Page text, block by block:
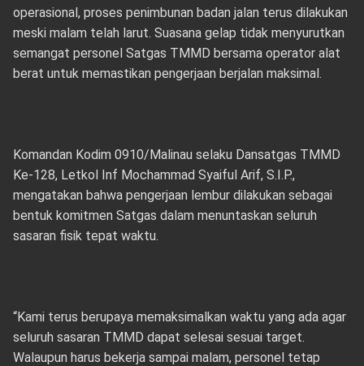
operasional, proses penimbunan badan jalan terus dilakukan
meski malam telah larut. Suasana gelap tidak menyurutkan
semangat personel Satgas TMMD bersama operator alat
berat untuk memastikan pengerjaan berjalan maksimal.
Komandan Kodim 0910/Malinau selaku Dansatgas TMMD
Ke-128, Letkol Inf Mochammad Syaiful Arif, S.I.P.,
mengatakan bahwa pengerjaan lembur dilakukan sebagai
bentuk komitmen Satgas dalam menuntaskan seluruh
sasaran fisik tepat waktu.
“Kami terus berupaya memaksimalkan waktu yang ada agar
seluruh sasaran TMMD dapat selesai sesuai target.
Walaupun harus bekerja sampai malam, personel tetap